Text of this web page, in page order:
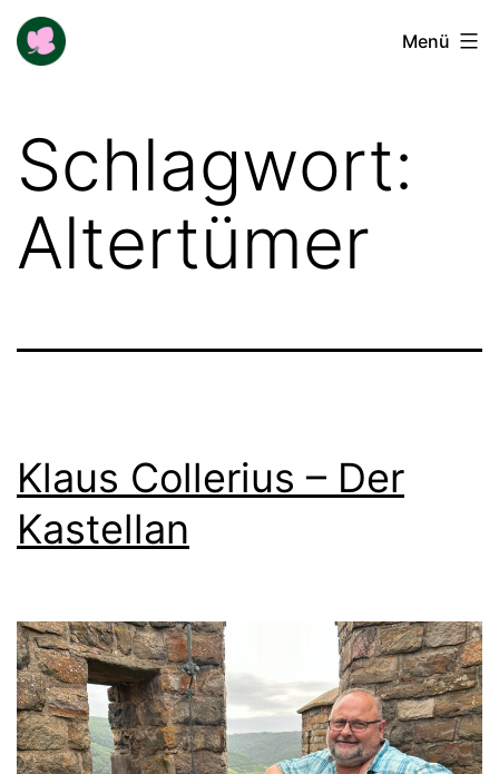
Zum
Inhalt
Buga-
Menü
Schlagwort:
Altertümer
Klaus Collerius – Der
Kastellan